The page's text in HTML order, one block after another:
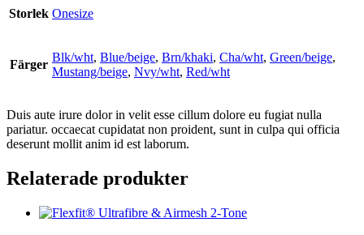
Storlek Onesize
Färger
Blk/wht, Blue/beige, Brn/khaki, Cha/wht, Green/beige,
Mustang/beige, Nvy/wht, Red/wht
Duis aute irure dolor in velit esse cillum dolore eu fugiat nulla
pariatur. occaecat cupidatat non proident, sunt in culpa qui officia
deserunt mollit anim id est laborum.
Relaterade produkter